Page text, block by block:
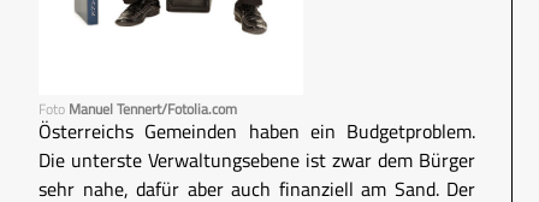
Foto Manuel Tennert/Fotolia.com
Österreichs Gemeinden haben ein Budgetproblem.
Die unterste Verwaltungsebene ist zwar dem Bürger
sehr nahe, dafür aber auch finanziell am Sand. Der